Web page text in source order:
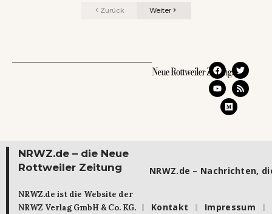
Zurück Weiter
NRWZ.de – die Neue
Rottweiler Zeitung
NRWZ.de ist die Website der
NRWZ Verlag GmbH & Co. KG.
NRWZ.de – Nachrichten,
Kontakt Impressum